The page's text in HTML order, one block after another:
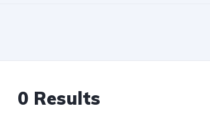
0 Results